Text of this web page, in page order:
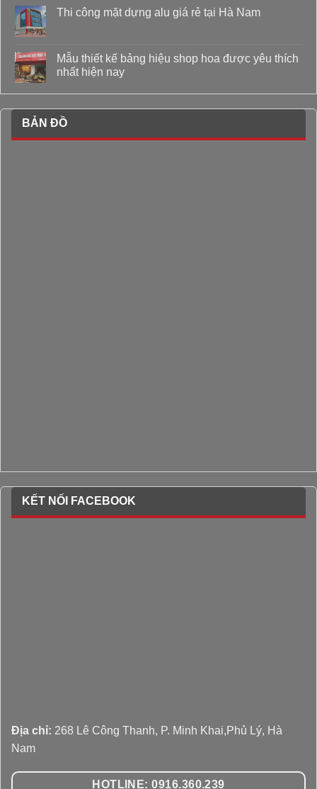
Thi công mặt dựng alu giá rẻ tại Hà Nam
Mẫu thiết kế bảng hiệu shop hoa được yêu thích
nhất hiện nay
BẢN ĐỒ
KẾT NỐI FACEBOOK
Địa chỉ: 268 Lê Công Thanh, P. Minh Khai,Phủ Lý, Hà
Nam
HOTLINE: 0916.360.239